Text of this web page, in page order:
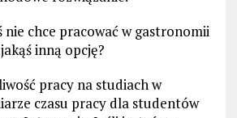
nie chce pracować w gastronomii
inną opcję?
pracy na studiach w
czasu pracy dla studentów